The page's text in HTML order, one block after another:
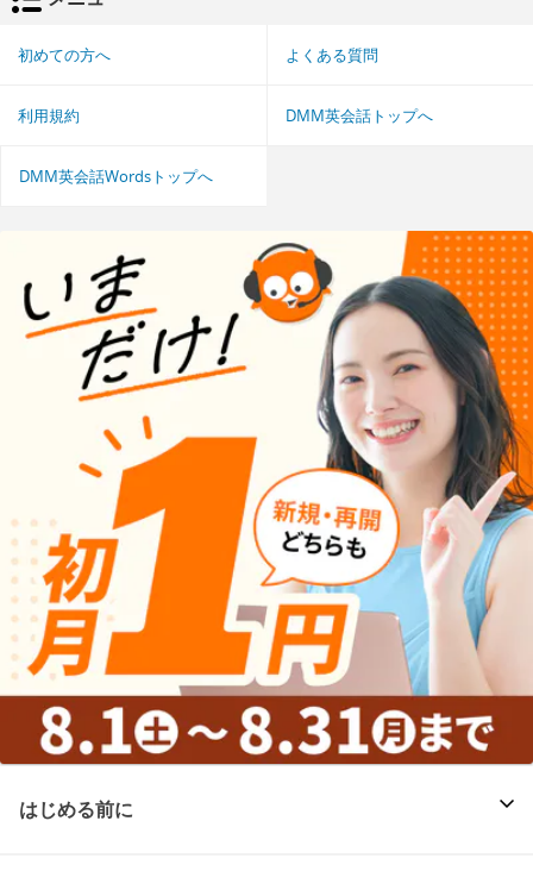
初めての方へ よくある質問
利用規約 DMM英会話トップへ
DMM英会話Wordsトップへ
はじめる前に